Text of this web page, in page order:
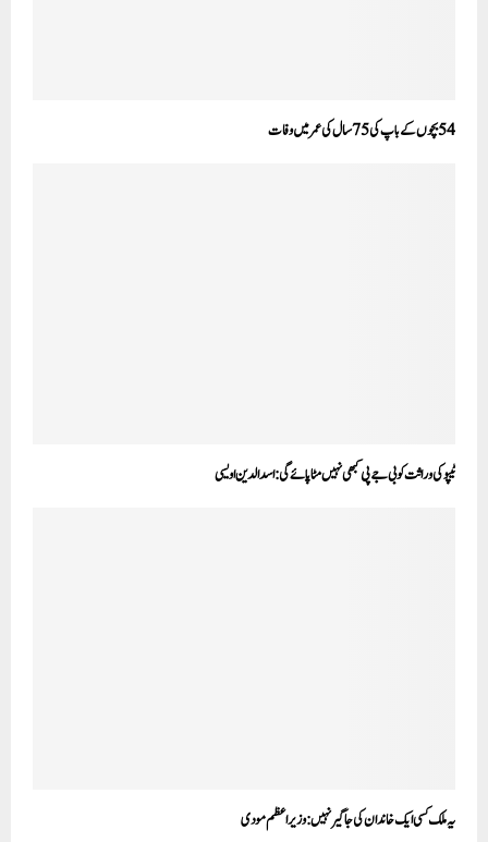
54 بچوں کے باپ کی 75 سال کی عمر میں وفات
ٹیپو کی وراثت کو بی جے پی کبھی نہیں مٹا پائے گی:اسدالدین اویسی
یہ ملک کسی ایک خاندان کی جاگیر نہیں: وزیر اعظم مودی